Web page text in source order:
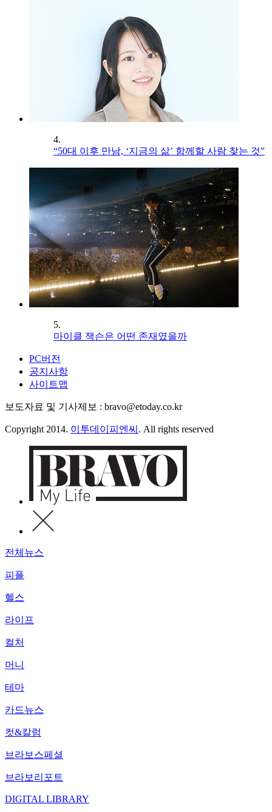
4.
“50대 이후 만남, ‘지금의 삶’ 함께할 사람 찾는 것”
5.
마이클 잭슨은 어떤 존재였을까
PC버전
공지사항
사이트맵
보도자료 및 기사제보 : bravo@etoday.co.kr
Copyright 2014. 이투데이피엔씨 . All rights reserved
전체뉴스
피플
헬스
라이프
컬처
머니
테마
카드뉴스
컷&칼럼
브라보스페셜
브라보리포트
DIGITAL LIBRARY